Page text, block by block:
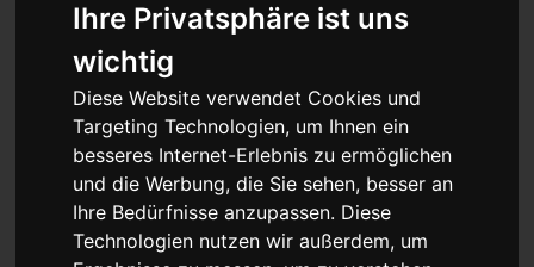
Ihre Privatsphäre ist uns
wichtig
Diese Website verwendet Cookies und
Targeting Technologien, um Ihnen ein
besseres Internet-Erlebnis zu ermöglichen
und die Werbung, die Sie sehen, besser an
Ihre Bedürfnisse anzupassen. Diese
Technologien nutzen wir außerdem, um
PKW Chip
Tuning
Leistungssteigerung
oder